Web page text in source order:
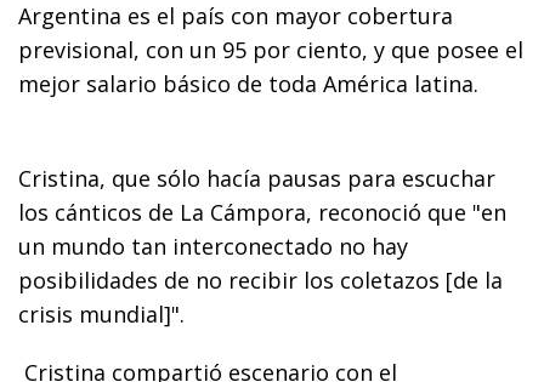
Argentina es el país con mayor cobertura
previsional, con un 95 por ciento, y que posee el
mejor salario básico de toda América latina.
Cristina, que sólo hacía pausas para escuchar
los cánticos de La Cámpora, reconoció que "en
un mundo tan interconectado no hay
posibilidades de no recibir los coletazos [de la
crisis mundial]".
Cristina compartió escenario con el